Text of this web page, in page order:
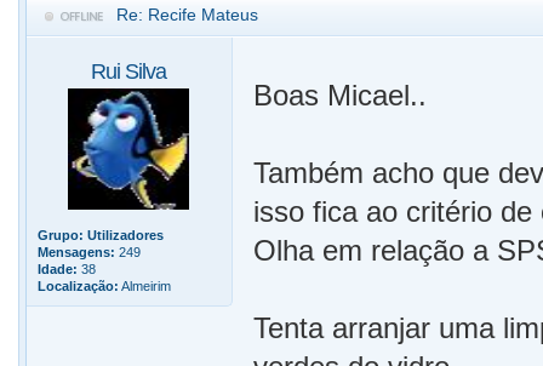
Re: Recife Mateus
Rui Silva
Grupo: Utilizadores
Mensagens: 249
Idade: 38
Localização: Almeirim
Boas Micael..
Também acho que
isso fica ao critério de
Olha em relação a
Tenta arranjar uma